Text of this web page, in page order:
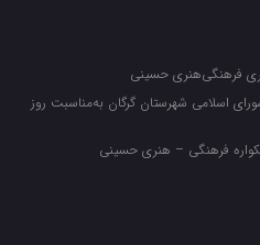
فرهنگی‌هنری حسینی
اسلامی شهرستان گرگان به‌مناسبت روز
فرهنگی‌ – هنری حسینی